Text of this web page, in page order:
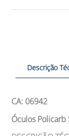
Descrição
CA: 06942
Óculos